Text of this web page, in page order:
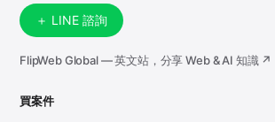
＋ LINE 諮詢
FlipWeb Global — 英文站，分享 Web & AI 知識 ↗
買案件